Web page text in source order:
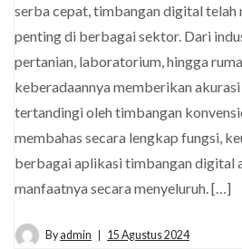
serba cepat, timbangan digital telah
penting di berbagai sektor. Dari
pertanian, laboratorium, hingga
keberadaannya memberikan
tertandingi oleh timbangan
membahas secara lengkap fungsi,
berbagai aplikasi timbangan digital
manfaatnya secara menyeluruh. […]
By admin 15 Agustus 2024